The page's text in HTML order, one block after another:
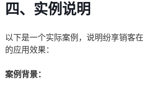
四、实例说明
以下是一个实际案例，说明纷享销客
的应用效果：
案例背景：